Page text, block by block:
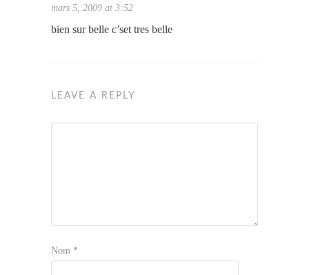
mars 5, 2009 at 3:52
bien sur belle c’set tres belle
LEAVE A REPLY
Nom *